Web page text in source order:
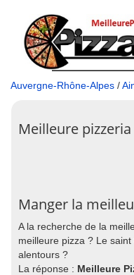
Auvergne-Rhône-Alpes /
Meilleure
Manger la
A la recherche de la
meilleure pizza ? Le
alentours ?
La réponse : Meilleure